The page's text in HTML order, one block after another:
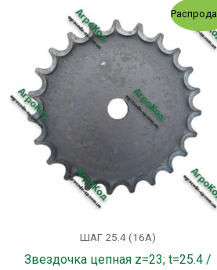
ШАГ 25.4 (16А)
Звездочка цепная z=23; t=25.4 /
Первоначальная
цена
составляла
358.00 грн..
цена:
311.00